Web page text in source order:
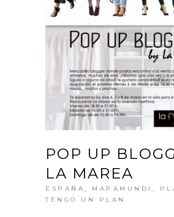
POP UP
LA MAREA
ESPAÑA MAPAMUNDI
TENGO UN PLAN